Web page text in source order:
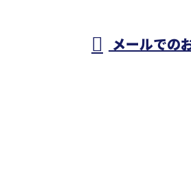
メールでの